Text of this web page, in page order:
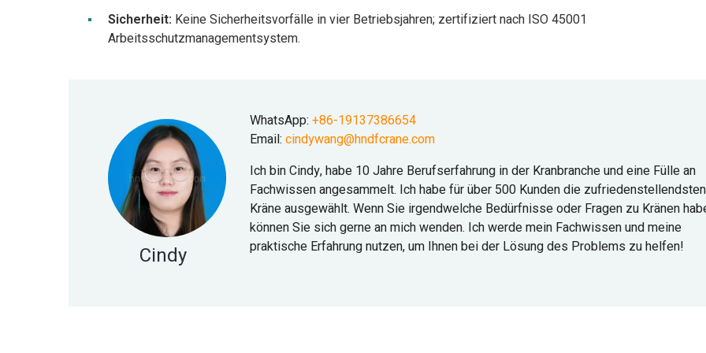
Sicherheit: Keine Sicherheitsvorfälle in vier Betriebsjahren; zertifiziert nach ISO 45001
Arbeitsschutzmanagementsystem.
Cindy
WhatsApp: +86-19137386654
Email: cindywang@hndfcrane.com
Ich bin Cindy, habe 10 Jahre Berufserfahrung in der Kranbranche und eine Fülle an
Fachwissen angesammelt. Ich habe für über 500 Kunden die zufriedenstellendsten
Kräne ausgewählt. Wenn Sie irgendwelche Bedürfnisse oder Fragen zu Kränen
können Sie sich gerne an mich wenden. Ich werde mein Fachwissen und meine
praktische Erfahrung nutzen, um Ihnen bei der Lösung des Problems zu helfen!